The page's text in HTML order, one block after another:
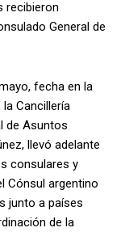
recibieron
General de
fecha en la
Cancillería
de Asuntos
llevó adelante
consulares y
Cónsul argentino
junto a países
de la